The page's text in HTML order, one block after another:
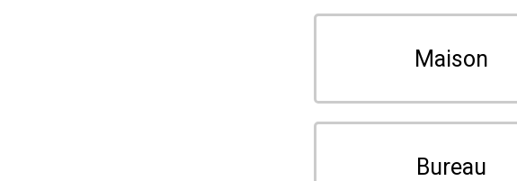
Maison
Bureau